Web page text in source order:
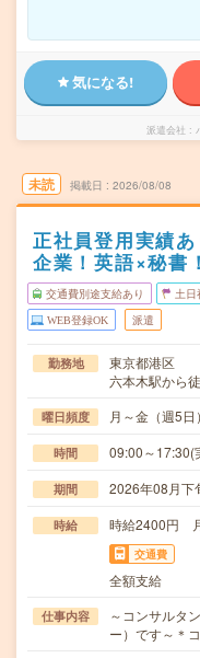
気になる!
派遣会社
未読 掲載日 2026/08/08
正社員登用実績
企業！英語×秘書
交通費別途支給あり 土日
WEB登録OK 派遣
勤務地
東京都港区
六本木駅から
曜日頻度 月～金（週5
時間 09:00～
期間 2026年08月
時給 時給2400円
交通費
全額支給
仕事内容
～コンサルタ
ー）です～＊